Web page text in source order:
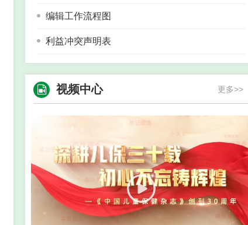
2018年中国儿童保健杂志出刊计划
榜单
2025-09-23
祝贺 《中国儿童保健杂志》继续入选“中国科学
引文数据库（CSCD）”2025-2026年版
2025-08-29
祝贺《中国儿童保健杂志》首次入选中国科协“预
编辑工作流程图
利益冲突声明表
视频中心 更多>>